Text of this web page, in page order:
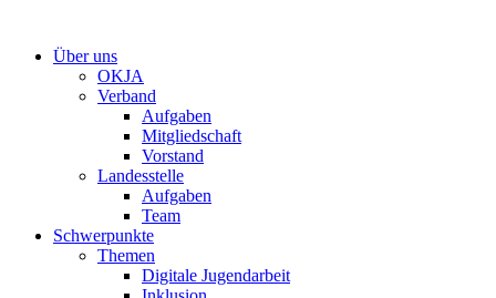
springenÜber uns
OKJA
Verband
Aufgaben
Mitgliedschaft
Vorstand
Landesstelle
Aufgaben
Team
Schwerpunkte
Themen
Digitale Jugendarbeit